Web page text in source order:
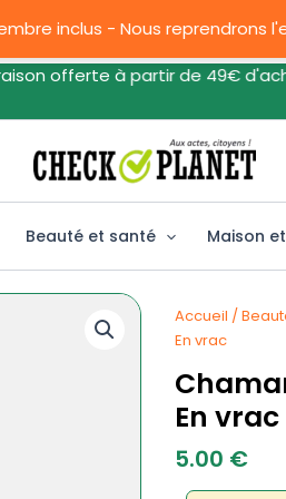
inclus - Nous reprendrons
offerte à partir de 49€ d'achats
Beauté et santé Maison
Accueil /
En vrac
En vrac
5.00 €
quantité